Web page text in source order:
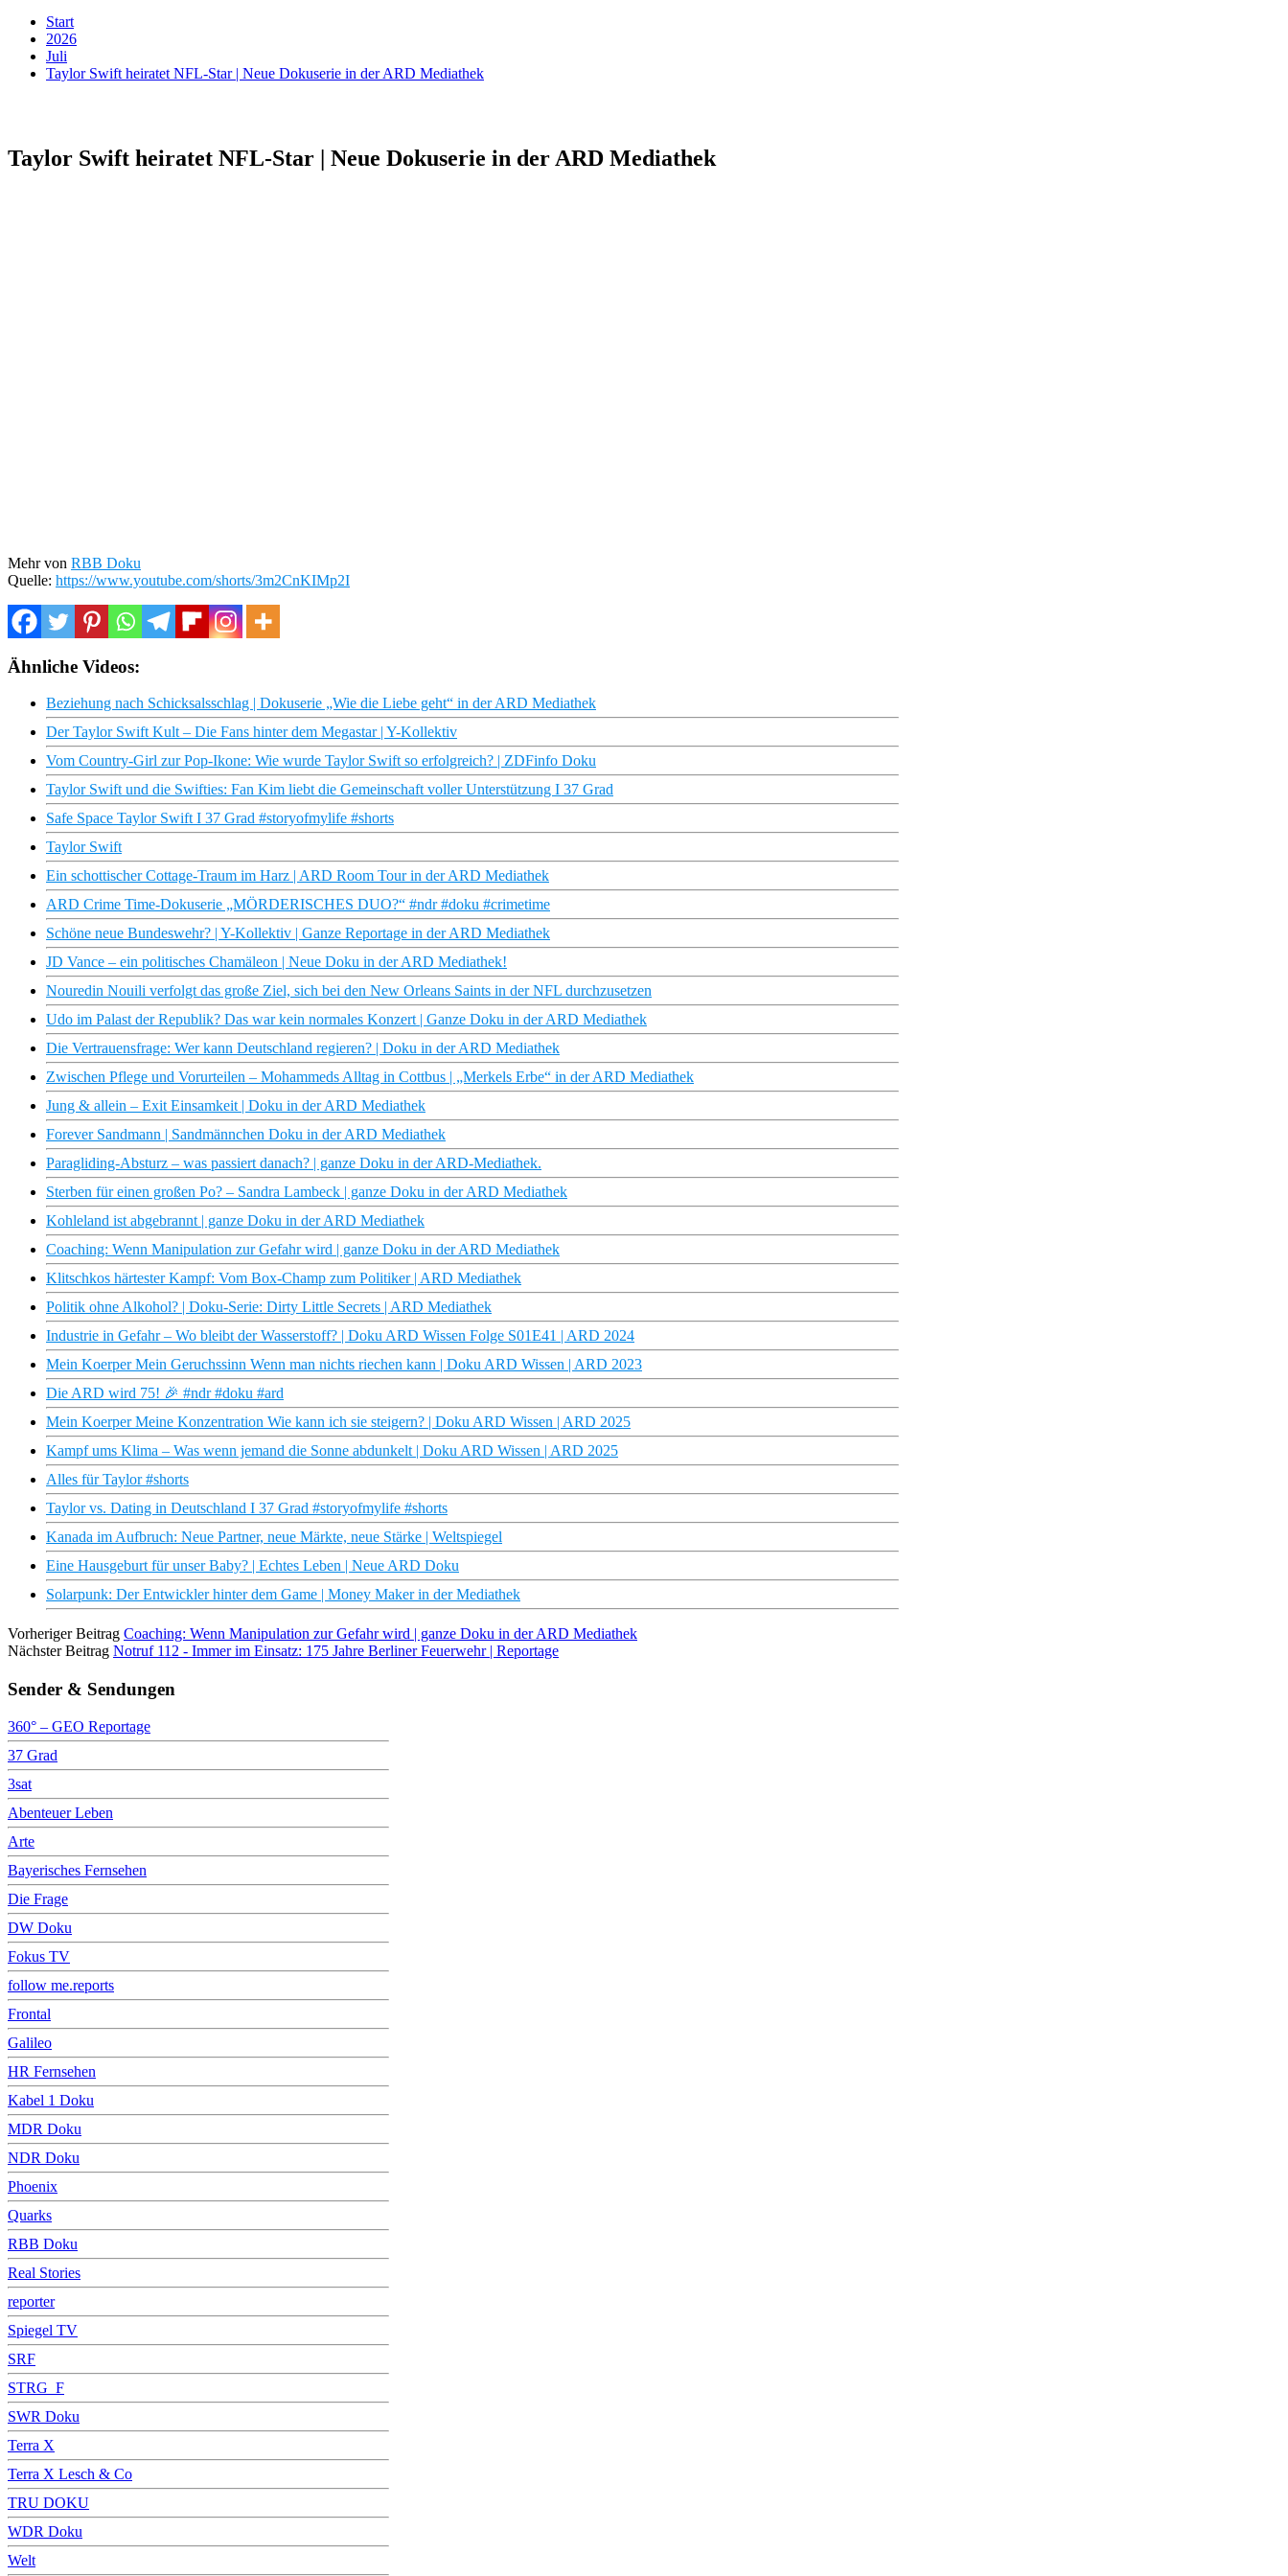
Start
2026
Juli
Taylor Swift heiratet NFL-Star | Neue Dokuserie in der ARD Mediathek
Taylor Swift heiratet NFL-Star | Neue Dokuserie in der ARD Mediathek
Mehr von RBB Doku
Quelle: https://www.youtube.com/shorts/3m2CnKIMp2I
Ähnliche Videos:
Beziehung nach Schicksalsschlag | Dokuserie „Wie die Liebe geht“ in der ARD Mediathek
Der Taylor Swift Kult – Die Fans hinter dem Megastar | Y-Kollektiv
Vom Country-Girl zur Pop-Ikone: Wie wurde Taylor Swift so erfolgreich? | ZDFinfo Doku
Taylor Swift und die Swifties: Fan Kim liebt die Gemeinschaft voller Unterstützung I 37 Grad
Safe Space Taylor Swift I 37 Grad #storyofmylife #shorts
Taylor Swift
Ein schottischer Cottage-Traum im Harz | ARD Room Tour in der ARD Mediathek
ARD Crime Time-Dokuserie „MÖRDERISCHES DUO?“ #ndr #doku #crimetime
Schöne neue Bundeswehr? | Y-Kollektiv | Ganze Reportage in der ARD Mediathek
JD Vance – ein politisches Chamäleon | Neue Doku in der ARD Mediathek!
Nouredin Nouili verfolgt das große Ziel, sich bei den New Orleans Saints in der NFL durchzusetzen
Udo im Palast der Republik? Das war kein normales Konzert | Ganze Doku in der ARD Mediathek
Die Vertrauensfrage: Wer kann Deutschland regieren? | Doku in der ARD Mediathek
Zwischen Pflege und Vorurteilen – Mohammeds Alltag in Cottbus | „Merkels Erbe“ in der ARD Mediathek
Jung & allein – Exit Einsamkeit | Doku in der ARD Mediathek
Forever Sandmann | Sandmännchen Doku in der ARD Mediathek
Paragliding-Absturz – was passiert danach? | ganze Doku in der ARD-Mediathek.
Sterben für einen großen Po? – Sandra Lambeck | ganze Doku in der ARD Mediathek
Kohleland ist abgebrannt | ganze Doku in der ARD Mediathek
Coaching: Wenn Manipulation zur Gefahr wird | ganze Doku in der ARD Mediathek
Klitschkos härtester Kampf: Vom Box-Champ zum Politiker | ARD Mediathek
Politik ohne Alkohol? | Doku-Serie: Dirty Little Secrets | ARD Mediathek
Industrie in Gefahr – Wo bleibt der Wasserstoff? | Doku ARD Wissen Folge S01E41 | ARD 2024
Mein Koerper Mein Geruchssinn Wenn man nichts riechen kann | Doku ARD Wissen | ARD 2023
Die ARD wird 75! 🎉 #ndr #doku #ard
Mein Koerper Meine Konzentration Wie kann ich sie steigern? | Doku ARD Wissen | ARD 2025
Kampf ums Klima – Was wenn jemand die Sonne abdunkelt | Doku ARD Wissen | ARD 2025
Alles für Taylor #shorts
Taylor vs. Dating in Deutschland I 37 Grad #storyofmylife #shorts
Kanada im Aufbruch: Neue Partner, neue Märkte, neue Stärke | Weltspiegel
Eine Hausgeburt für unser Baby? | Echtes Leben | Neue ARD Doku
Solarpunk: Der Entwickler hinter dem Game | Money Maker in der Mediathek
Vorheriger Beitrag Coaching: Wenn Manipulation zur Gefahr wird | ganze Doku in der ARD Mediathek
Nächster Beitrag Notruf 112 - Immer im Einsatz: 175 Jahre Berliner Feuerwehr | Reportage
Sender & Sendungen
360° – GEO Reportage
37 Grad
3sat
Abenteuer Leben
Arte
Bayerisches Fernsehen
Die Frage
DW Doku
Fokus TV
follow me.reports
Frontal
Galileo
HR Fernsehen
Kabel 1 Doku
MDR Doku
NDR Doku
Phoenix
Quarks
RBB Doku
Real Stories
reporter
Spiegel TV
SRF
STRG_F
SWR Doku
Terra X
Terra X Lesch & Co
TRU DOKU
WDR Doku
Welt